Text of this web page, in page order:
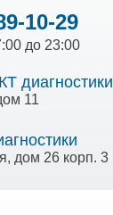
10-29
до 23:00
диагностики
11
дом 26 корп. 3